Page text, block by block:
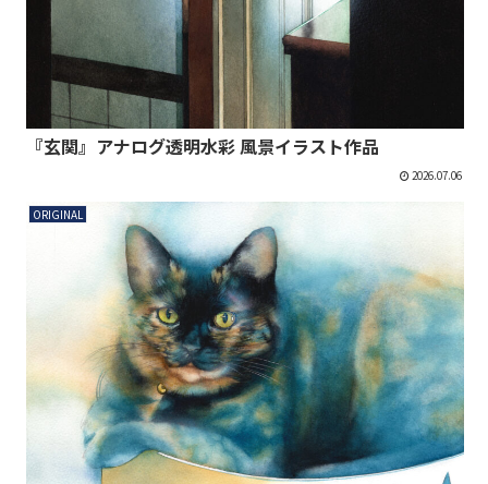
『玄関』アナログ透明水彩 風景イラスト作品
2026.07.06
ORIGINAL